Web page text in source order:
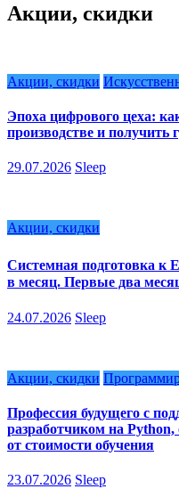
Акции, скидки
Акции, скидки
Эпоха цифрового цеха:
производстве и получить
29.07.2026 Sleep
Акции, скидки
Системная подготовка к
в месяц. Первые два
24.07.2026 Sleep
Акции, скидки
Профессия будущего с
разработчиком на
от стоимости обучения
23.07.2026 Sleep